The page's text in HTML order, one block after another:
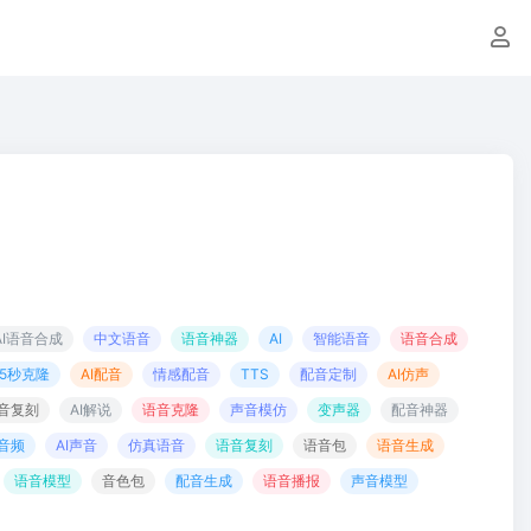
语音合成 中文语音 语音神器 AI 智能语音
语音合成
秒克隆
AI配音 情感配音 TTS 配音定制
AI仿声
复刻
AI解说 语音克隆 声音模仿 变声器
配音神器
频
AI声音 仿真语音 语音复刻 语音包
语音生成
语音模型
音色包 配音生成 语音播报 声音模型